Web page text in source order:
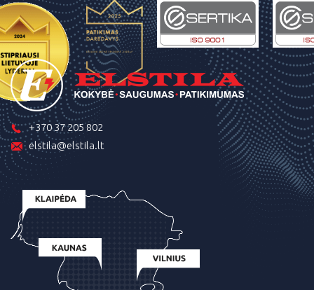
+370 37 205 802
elstila@elstila.lt